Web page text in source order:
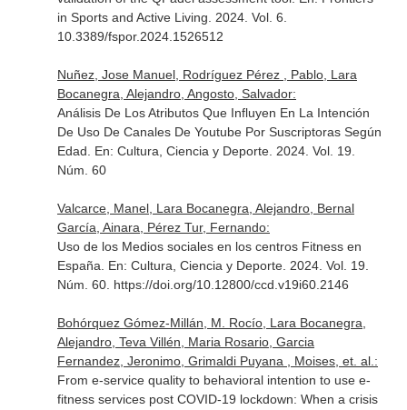
in Sports and Active Living . 2024. Vol. 6.
10.3389/fspor.2024.1526512
Nuñez, Jose Manuel, Rodríguez Pérez , Pablo, Lara
Bocanegra, Alejandro, Angosto, Salvador:
Análisis De Los Atributos Que Influyen En La Intención
De Uso De Canales De Youtube Por Suscriptoras Según
Edad. En: Cultura, Ciencia y Deporte. 2024. Vol. 19.
Núm. 60
Valcarce, Manel, Lara Bocanegra, Alejandro, Bernal
García, Ainara, Pérez Tur, Fernando:
Uso de los Medios sociales en los centros Fitness en
España. En: Cultura, Ciencia y Deporte. 2024. Vol. 19.
Núm. 60. https://doi.org/10.12800/ccd.v19i60.2146
Bohórquez Gómez-Millán, M. Rocío, Lara Bocanegra,
Alejandro, Teva Villén, Maria Rosario, Garcia
Fernandez, Jeronimo, Grimaldi Puyana , Moises, et. al.:
From e-service quality to behavioral intention to use e-
fitness services post COVID-19 lockdown: When a crisis